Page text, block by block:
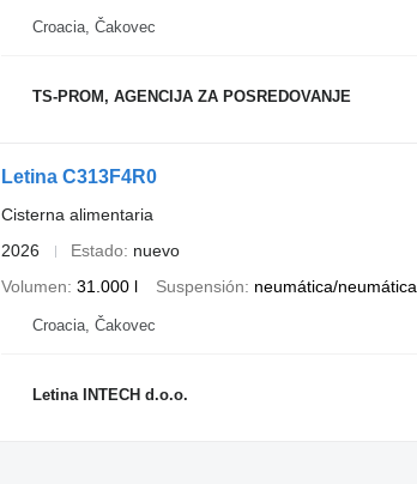
Croacia, Čakovec
TS-PROM, AGENCIJA ZA POSREDOVANJE
Letina C313F4R0
Cisterna alimentaria
2026
Estado
nuevo
Volumen 31.000 l Suspensión neumática/neumática
Croacia, Čakovec
Letina INTECH d.o.o.